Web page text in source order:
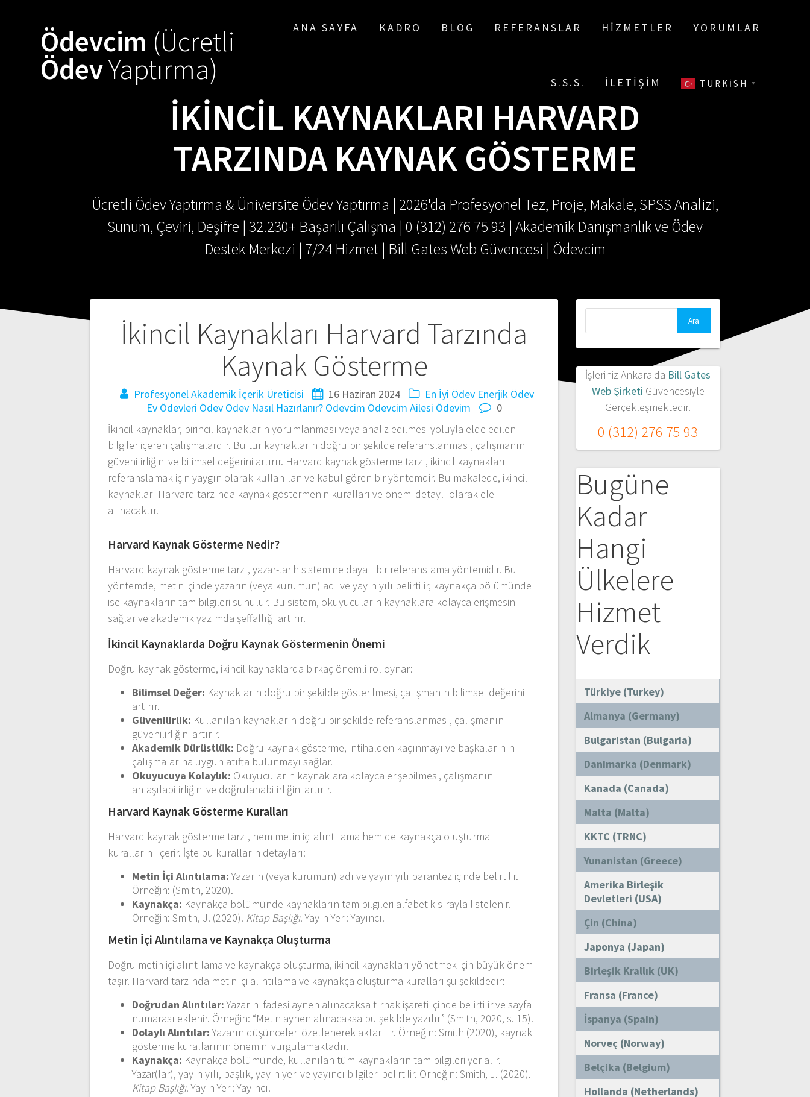
Ödevcim (Ücretli
ÖdevYaptırma)
ANA SAYFA KADRO BLOG REFERANSLAR HIZMETLER YORUMLAR
S.S.S. İLETIŞIM TURKISH ▼
İKINCIL KAYNAKLARI HARVARD
TARZINDA KAYNAK GÖSTERME
Ücretli Ödev Yaptırma & Üniversite Ödev Yaptırma | 2026'da Profesyonel Tez, Proje, Makale, SPSS Analizi,
Sunum, Çeviri, Deşifre | 32.230+ Başarılı Çalışma | 0 (312) 276 75 93 | Akademik Danışmanlık ve Ödev
Destek Merkezi | 7/24 Hizmet | Bill Gates Web Güvencesi | Ödevcim
İkincil Kaynakları Harvard Tarzında
Kaynak Gösterme
Profesyonel Akademik İçerik Üreticisi 16 Haziran 2024 En İyi Ödev Enerjik Ödev
Ev Ödevleri Ödev Ödev Nasıl Hazırlanır? Ödevcim Ödevcim Ailesi Ödevim
0
İkincil kaynaklar, birincil kaynakların yorumlanması veya analiz edilmesi yoluyla elde edilen
bilgiler içeren çalışmalardır. Bu tür kaynakların doğru bir şekilde referanslanması, çalışmanın
güvenilirliğini ve bilimsel değerini artırır. Harvard kaynak gösterme tarzı, ikincil kaynakları
referanslamak için yaygın olarak kullanılan ve kabul gören bir yöntemdir. Bu makalede, ikincil
kaynakları Harvard tarzında kaynak göstermenin kuralları ve önemi detaylı olarak ele
alınacaktır.
Harvard Kaynak Gösterme Nedir?
Harvard kaynak gösterme tarzı, yazar-tarih sistemine dayalı bir referanslama yöntemidir. Bu
yöntemde, metin içinde yazarın (veya kurumun) adı ve yayın yılı belirtilir, kaynakça bölümünde
ise kaynakların tam bilgileri sunulur. Bu sistem, okuyucuların kaynaklara kolayca erişmesini
sağlar ve akademik yazımda şeffaflığı artırır.
İkincil Kaynaklarda Doğru Kaynak Göstermenin Önemi
Doğru kaynak gösterme, ikincil kaynaklarda birkaç önemli rol oynar:
Bilimsel Değer: Kaynakların doğru bir şekilde gösterilmesi, çalışmanın bilimsel değerini
artırır.
Güvenilirlik: Kullanılan kaynakların doğru bir şekilde referanslanması, çalışmanın
güvenilirliğini artırır.
Akademik Dürüstlük: Doğru kaynak gösterme, intihalden kaçınmayı ve başkalarının
çalışmalarına uygun atıfta bulunmayı sağlar.
Okuyucuya Kolaylık: Okuyucuların kaynaklara kolayca erişebilmesi, çalışmanın
anlaşılabilirliğini ve doğrulanabilirliğini artırır.
Harvard Kaynak Gösterme Kuralları
Harvard kaynak gösterme tarzı, hem metin içi alıntılama hem de kaynakça oluşturma
kurallarını içerir. İşte bu kuralların detayları:
Metin İçi Alıntılama:Yazarın (veya kurumun) adı ve yayın yılı parantez içinde belirtilir.
Örneğin: (Smith, 2020).
Kaynakça: Kaynakça bölümünde kaynakların tam bilgileri alfabetik sırayla listelenir.
Örneğin: Smith, J. (2020). Kitap Başlığı. Yayın Yeri: Yayıncı.
Metin İçi Alıntılama ve Kaynakça Oluşturma
Doğru metin içi alıntılama ve kaynakça oluşturma, ikincil kaynakları yönetmek için büyük önem
taşır. Harvard tarzında metin içi alıntılama ve kaynakça oluşturma kuralları şu şekildedir:
Doğrudan Alıntılar:Yazarın ifadesi aynen alınacaksa tırnak işareti içinde belirtilir ve sayfa
numarası eklenir. Örneğin: “Metin aynen alınacaksa bu şekilde yazılır” (Smith, 2020, s. 15).
Dolaylı Alıntılar:Yazarın düşünceleri özetlenerek aktarılır. Örneğin: Smith (2020), kaynak
gösterme kurallarının önemini vurgulamaktadır.
Kaynakça: Kaynakça bölümünde, kullanılan tüm kaynakların tam bilgileri yer alır.
Yazar(lar), yayın yılı, başlık, yayın yeri ve yayıncı bilgileri belirtilir. Örneğin: Smith, J. (2020).
Kitap Başlığı. Yayın Yeri: Yayıncı.
Yazı
İşleriniz Ankara'da Bill Gates
Web Şirketi Güvencesiyle
Gerçekleşmektedir.
0 (312) 276 75 93
Bugüne
Kadar
Hangi
Ülkelere
Hizmet
Verdik
Türkiye (Turkey)
Almanya (Germany)
Bulgaristan (Bulgaria)
Danimarka (Denmark)
Kanada (Canada)
Malta (Malta)
KKTC (TRNC)
Yunanistan (Greece)
Amerika Birleşik
Devletleri (USA)
Çin (China)
Japonya (Japan)
Birleşik Krallık (UK)
Fransa (France)
İspanya (Spain)
Norveç (Norway)
Belçika (Belgium)
Hollanda (Netherlands)